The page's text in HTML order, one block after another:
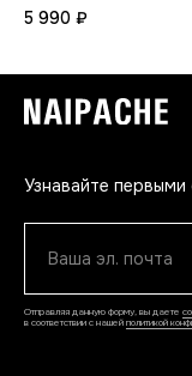
5 990 ₽
Узнавайте первыми
Ваша эл. почта
Отправляя данную форму, вы даете
в соответствии с нашей политикой